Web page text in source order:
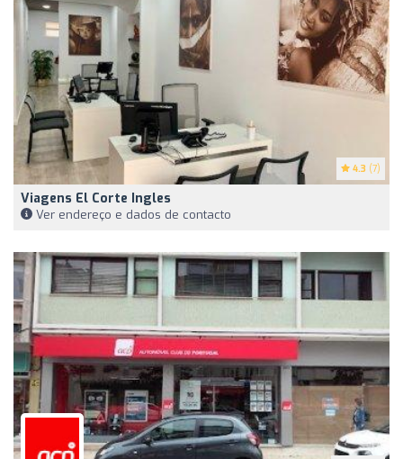
4.3 (7)
Viagens El Corte Ingles
Ver endereço e dados de contacto